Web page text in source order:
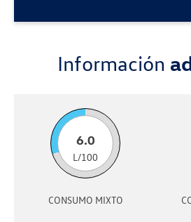
Información
6.0
L/100
CONSUMO MIXTO